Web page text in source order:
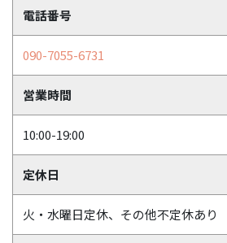
電話番号
090-7055-6731
営業時間
10:00-19:00
定休日
火・水曜日定休、その他不定休あり